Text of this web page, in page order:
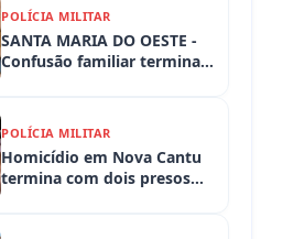
POLÍCIA MILITAR
SANTA MARIA DO OESTE -
Confusão familiar termina
armas apreendidas
POLÍCIA MILITAR
Homicídio em Nova Cantu
termina com dois presos